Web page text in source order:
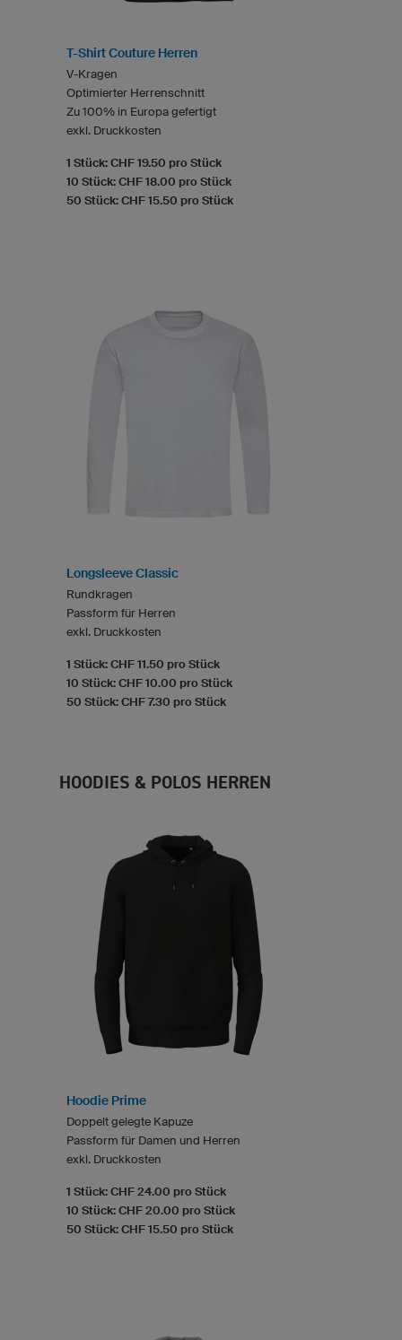
T-Shirt Couture Herren
V-Kragen
Optimierter Herrenschnitt
Zu 100% in Europa gefertigt
exkl. Druckkosten
1 Stück: CHF 19.50 pro Stück
10 Stück: CHF 18.00 pro Stück
50 Stück: CHF 15.50 pro Stück
Longsleeve Classic
Rundkragen
Passform für Herren
exkl. Druckkosten
1 Stück: CHF 11.50 pro Stück
10 Stück: CHF 10.00 pro Stück
50 Stück: CHF 7.30 pro Stück
HOODIES & POLOS HERREN
Hoodie Prime
Doppelt gelegte Kapuze
Passform für Damen und Herren
exkl. Druckkosten
1 Stück: CHF 24.00 pro Stück
10 Stück: CHF 20.00 pro Stück
50 Stück: CHF 15.50 pro Stück